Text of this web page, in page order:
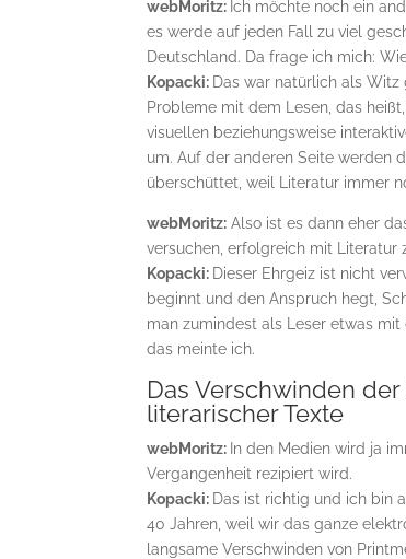
webMoritz: Ich möchte noch ein
es werde auf jeden Fall zu viel
Deutschland. Da frage ich mich:
Kopacki: Das war natürlich als
Probleme mit dem Lesen, das
visuellen beziehungsweise
um. Auf der anderen Seite werden
überschüttet, weil Literatur immer
webMoritz: Also ist es dann eher
versuchen, erfolgreich mit Literatur
Kopacki: Dieser Ehrgeiz ist nicht
beginnt und den Anspruch hegt,
man zumindest als Leser etwas
das meinte ich.
Das Verschwinden
literarischer Texte
webMoritz: In den Medien wird ja
Vergangenheit rezipiert wird.
Kopacki: Das ist richtig und ich bin
40 Jahren, weil wir das ganze
langsame Verschwinden von